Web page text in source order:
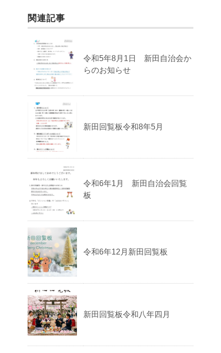
k
関連記事
令和5年8月1日 新田自治会か
らのお知らせ
新田回覧板令和8年5月
令和6年1月 新田自治会回覧
板
令和6年12月新田回覧板
新田回覧板令和八年四月